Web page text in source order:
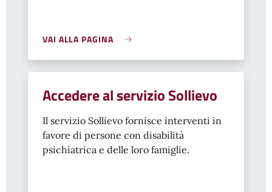
VAI ALLA PAGINA
Accedere al servizio Sollievo
Il servizio Sollievo fornisce interventi in
favore di persone con disabilità
psichiatrica e delle loro famiglie.